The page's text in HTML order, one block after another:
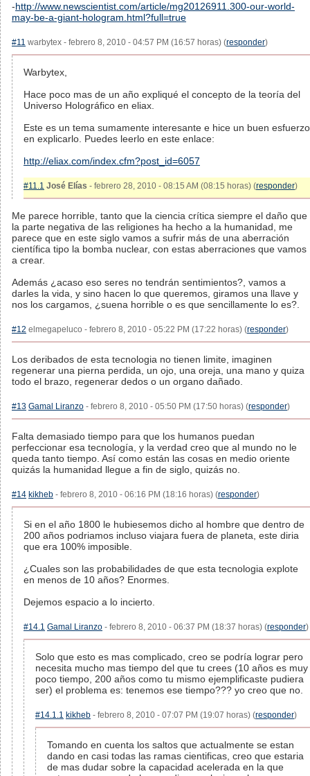
-http://www.newscientist.com/article/mg20126911.300-our-world-
may-be-a-giant-hologram.html?full=true
#11 warbytex - febrero 8, 2010 - 04:57 PM (16:57 horas) (responder)
Warbytex,
Hace poco mas de un año expliqué el concepto de la teoría del
Universo Holográfico en eliax.
Este es un tema sumamente interesante e hice un buen esfuerzo
en explicarlo. Puedes leerlo en este enlace:
http://eliax.com/index.cfm?post_id=6057
#11.1 José Elías - febrero 28, 2010 - 08:15 AM (08:15 horas) (responder)
Me parece horrible, tanto que la ciencia crítica siempre el daño que
la parte negativa de las religiones ha hecho a la humanidad, me
parece que en este siglo vamos a sufrir más de una aberración
científica tipo la bomba nuclear, con estas aberraciones que vamos
a crear.
Además ¿acaso eso seres no tendrán sentimientos?, vamos a
darles la vida, y sino hacen lo que queremos, giramos una llave y
nos los cargamos, ¿suena horrible o es que sencillamente lo es?.
#12 elmegapeluco - febrero 8, 2010 - 05:22 PM (17:22 horas) (responder)
Los deribados de esta tecnologia no tienen limite, imaginen
regenerar una pierna perdida, un ojo, una oreja, una mano y quiza
todo el brazo, regenerar dedos o un organo dañado.
#13 Gamal Liranzo - febrero 8, 2010 - 05:50 PM (17:50 horas) (responder)
Falta demasiado tiempo para que los humanos puedan
perfeccionar esa tecnología, y la verdad creo que al mundo no le
queda tanto tiempo. Así como están las cosas en medio oriente
quizás la humanidad llegue a fin de siglo, quizás no.
#14 kikheb - febrero 8, 2010 - 06:16 PM (18:16 horas) (responder)
Si en el año 1800 le hubiesemos dicho al hombre que dentro de
200 años podriamos incluso viajara fuera de planeta, este diria
que era 100% imposible.
¿Cuales son las probabilidades de que esta tecnologia explote
en menos de 10 años? Enormes.
Dejemos espacio a lo incierto.
#14.1 Gamal Liranzo - febrero 8, 2010 - 06:37 PM (18:37 horas) (responder)
Solo que esto es mas complicado, creo se podría lograr pero
necesita mucho mas tiempo del que tu crees (10 años es muy
poco tiempo, 200 años como tu mismo ejemplificaste pudiera
ser) el problema es: tenemos ese tiempo??? yo creo que no.
#14.1.1 kikheb - febrero 8, 2010 - 07:07 PM (19:07 horas) (responder)
Tomando en cuenta los saltos que actualmente se estan
dando en casi todas las ramas cientificas, creo que estaria
de mas dudar sobre la capacidad acelerada en la que